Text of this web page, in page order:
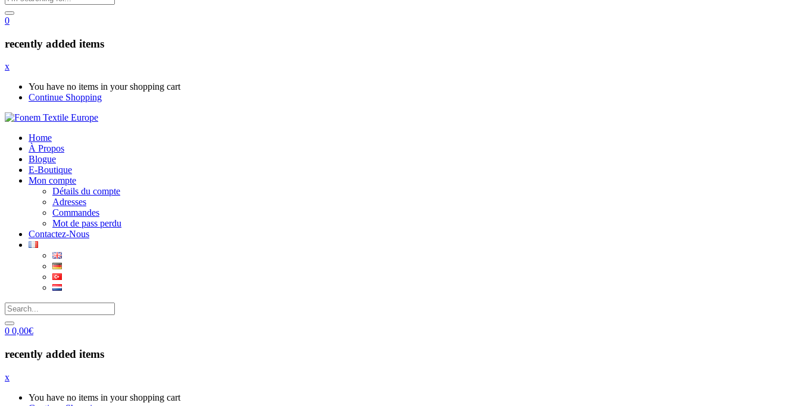
0
recently added items
x
You have no items in your shopping cart
Continue Shopping
Home
À Propos
Blogue
E-Boutique
Mon compte
Détails du compte
Adresses
Commandes
Mot de pass perdu
Contactez-Nous
0 0,00€
recently added items
x
You have no items in your shopping cart